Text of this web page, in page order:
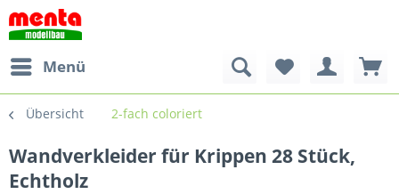
Menü
Übersicht 2-fach coloriert
Wandverkleider für Krippen 28 Stück,
Echtholz